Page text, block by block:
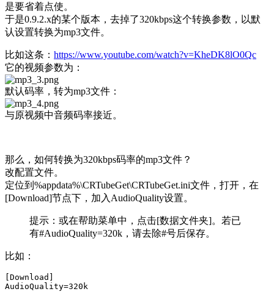
是要省着点使。
于是0.9.2.x的某个版本，去掉了320kbps这个转换参数，以默
认设置转换为mp3文件。
比如这条： https://www.youtube.com/watch?v=KheDK8lO0Qc
它的视频参数为：
默认码率，转为mp3文件：
与原视频中音频码率接近。
那么，如何转换为320kbps码率的mp3文件？
改配置文件。
定位到%appdata%\CRTubeGet\CRTubeGet.ini文件，打开，在
[Download]节点下，加入AudioQuality设置。
提示：或在帮助菜单中，点击[数据文件夹]。若已
有#AudioQuality=320k，请去除#号后保存。
比如：
[Download]